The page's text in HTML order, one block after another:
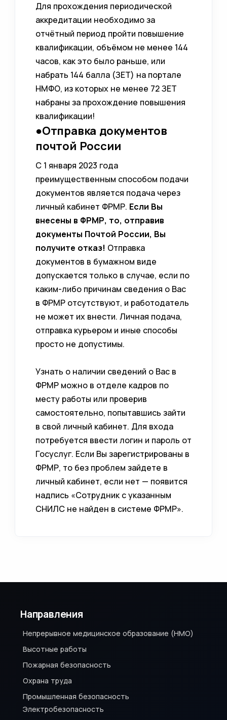
Для прохождения периодической
аккредитации необходимо за
отчётный период пройти повышение
квалификации, объёмом не менее 144
часов, как это было раньше, или
набрать 144 балла (ЗЕТ) на портале
НМФО, из которых не менее 72 ЗЕТ
набраны за прохождение повышения
квалификации!
●Отправка документов
почтой России
С 1 января 2023 года
преимущественным способом подачи
документов является подача через
личный кабинет ФРМР. Если Вы
внесены в ФРМР, то, отправив
документы Почтой России, Вы
получите отказ! Отправка
документов в бумажном виде
допускается только в случае, если по
каким-либо причинам сведения о Вас
в ФРМР отсутствуют, и работодатель
не может их внести. Личная подача,
отправка курьером и иные способы
просто не допустимы.
Узнать о наличии сведений о Вас в
ФРМР можно в отделе кадров по
месту работы или проверив
самостоятельно, попытавшись зайти
в свой личный кабинет. Для входа
потребуется ввести логин и пароль от
Госуслуг. Если Вы зарегистрированы в
ФРМР, то без проблем зайдете в
личный кабинет, если нет — появится
надпись «Сотрудник с указанным
СНИЛС не найден в системе ФРМР».
Направления
Непрерывное медицинское образование (НМО)
Высотные работы
Пожарная безопасность
Охрана труда
Промышленная безопасность
Электробезопасность